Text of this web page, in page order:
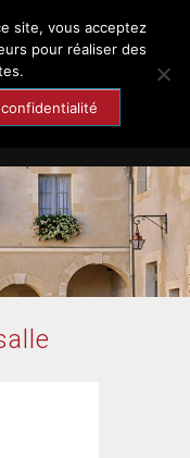
site, vous acceptez
pour réaliser des